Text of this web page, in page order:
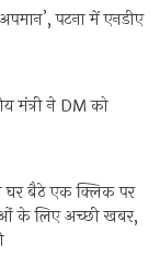
पटना में एनडीए
मंत्री ने DM को
घर बैठे एक क्लिक पर
के लिए अच्छी खबर,